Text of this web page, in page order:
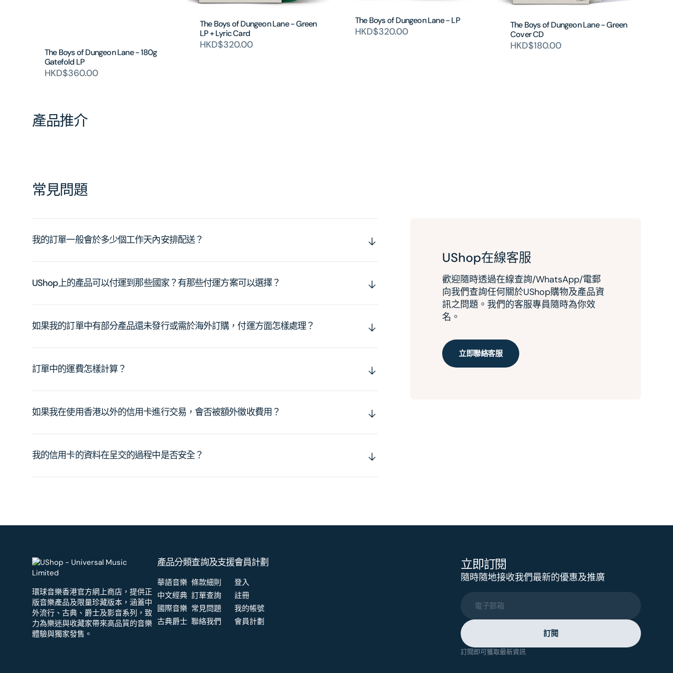
The Boys of Dungeon Lane - 180g
Gatefold LP
HKD$360.00
The Boys of Dungeon Lane - Green
LP + Lyric Card
HKD$320.00
The Boys of Dungeon Lane - LP
HKD$320.00
The Boys of Dungeon Lane - Green
Cover CD
HKD$180.00
產品推介
常見問題
我的訂單一般會於多少個工作天內安排配送？
UShop上的產品可以付運到那些國家？有那些付運方案可以選擇？
如果我的訂單中有部分產品還未發行或需於海外訂購，付運方面怎樣處理？
訂單中的運費怎樣計算？
如果我在使用香港以外的信用卡進行交易，會否被額外徵收費用？
我的信用卡的資料在呈交的過程中是否安全？
UShop在線客服
歡迎隨時透過在線查詢/WhatsApp/電郵
向我們查詢任何關於UShop購物及產品資
訊之問題。我們的客服專員隨時為你效
名。
立即聯絡客服
環球音樂香港官方網上商店，提供正
版音樂產品及限量珍藏版本，涵蓋中
外流行、古典、爵士及影音系列，致
力為樂迷與收藏家帶來高品質的音樂
體驗與獨家發售。
產品分類
華語音樂
中文經典
國際音樂
古典爵士
查詢及支援
條款細則
訂單查詢
常見問題
聯絡我們
會員計劃
登入
註冊
我的帳號
會員計劃
立即訂閱
隨時隨地接收我們最新的優惠及推廣
電子郵箱
訂閱
訂閱即可獲取最新資訊